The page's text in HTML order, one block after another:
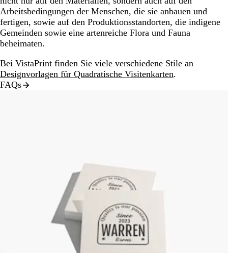
Arbeitsbedingungen der Menschen, die sie anbauen und
fertigen, sowie auf den Produktionsstandorten, die indigene
Gemeinden sowie eine artenreiche Flora und Fauna
beheimaten.
Bei VistaPrint finden Sie viele verschiedene Stile an
Designvorlagen für Quadratische Visitenkarten.
FAQs